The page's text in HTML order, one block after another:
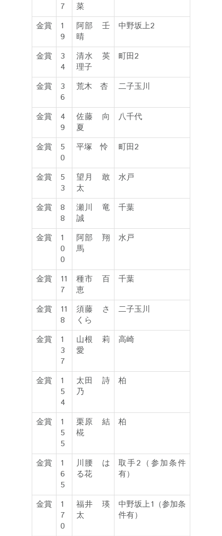
7
菜
金賞
1
9
阿部 壬
晴
中野坂上2
金賞
3
4
清水 英
理子
町田2
金賞
3
6
荒木 杏 二子玉川
金賞
4
9
佐藤 向
夏
八千代
金賞
5
0
平塚 怜 町田2
金賞
5
3
望月 敢
太
水戸
金賞
8
8
瀬川 竜
誠
千葉
金賞
1
0
0
阿部 翔
馬
水戸
金賞
11
7
種市 百
恵
千葉
金賞
11
8
須藤 さ
くら
二子玉川
金賞
1
3
7
山根 莉
愛
高崎
金賞
1
5
4
太田 詩
乃
柏
金賞
1
5
5
栗原 結
椛
柏
金賞
1
6
5
川腰 は
る花
取手2（参加条件
有）
金賞
1
7
0
福井 瑛
太
中野坂上1（参加条
件有）